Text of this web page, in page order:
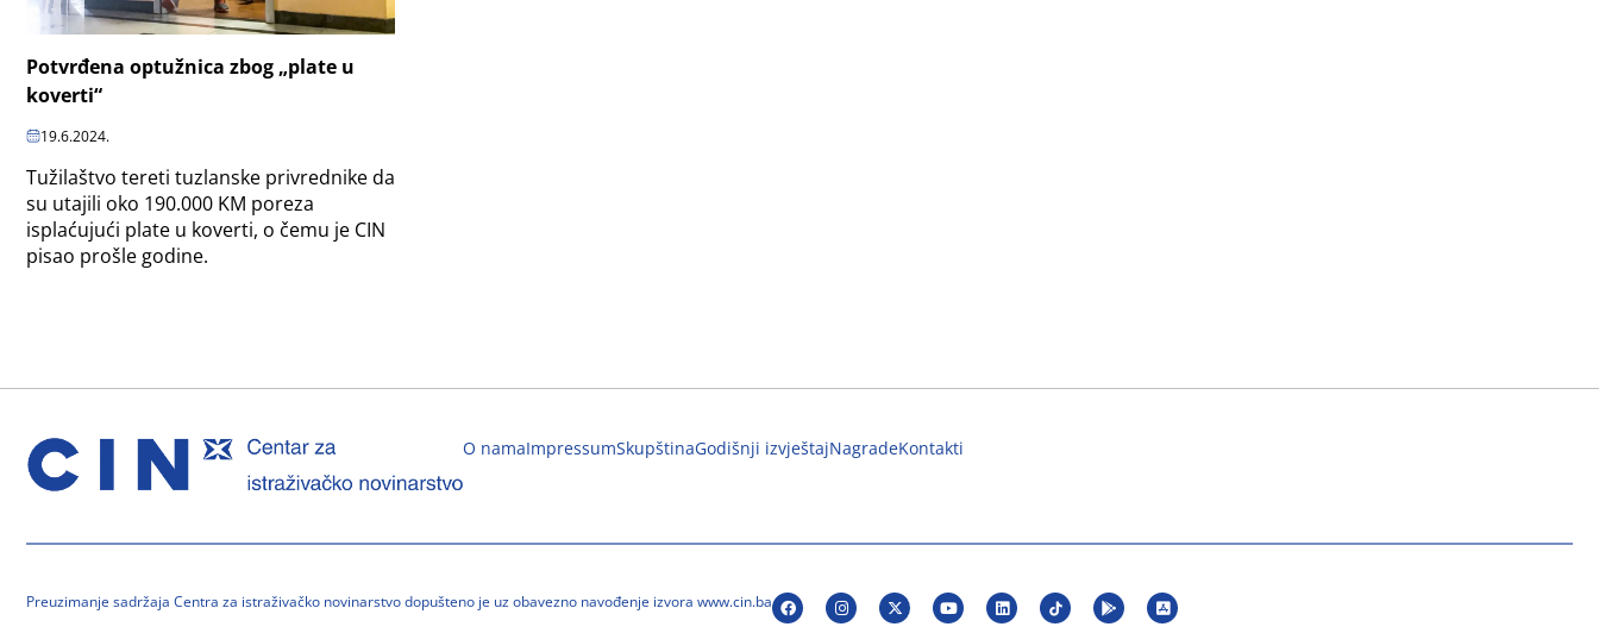
Potvrđena optužnica zbog „plate u
koverti“
19.6.2024.
Tužilaštvo tereti tuzlanske privrednike da
su utajili oko 190.000 KM poreza
isplaćujući plate u koverti, o čemu je CIN
pisao prošle godine.
O namaImpressumSkupštinaGodišnji izvještajNagradeKontakti
Preuzimanje sadržaja Centra za istraživačko novinarstvo dopušteno je uz obavezno navođenje izvora www.cin.ba